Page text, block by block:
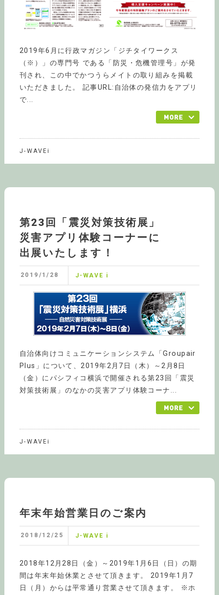
2019年6月に行政マガジン「ジチタイワークス
（※）」の専門号 である「防災・危機管理号」が発
刊され、この中でかつうらメイトの取り組みを掲載
いただきました。 記事URL:自治体の発信力をアプリ
で...
J-WAVEi
第23回「震災対策技術展」
災害アプリ体験コーナーに
出展いたします！
2019/1/28 J-WAVE i
自治体向けコミュニケーションシステム「Groupair
Plus」について、2019年2月7日（木）～2月8日
（金）にパシフィコ横浜で開催される第23回「震災
対策技術展」のなかの災害アプリ体験コーナ...
J-WAVEi
年末年始営業日のご案内
2018/12/25 J-WAVE i
2018年12月28日（金）～2019年1月6日（日）の期
間は年末年始休業とさせて頂きます。 2019年1月7
日（月）からは平常通り営業させて頂きます。 ※ホ